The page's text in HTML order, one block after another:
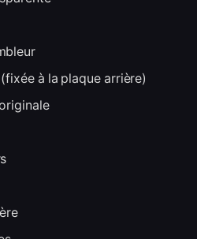
à la plaque arrière)